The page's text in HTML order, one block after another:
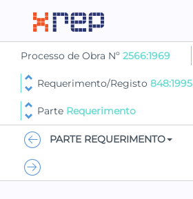
Processo de Obra Nº 2566:1969
Requerimento/Registo 848:1995
Parte Requerimento
PARTE REQUERIMENTO